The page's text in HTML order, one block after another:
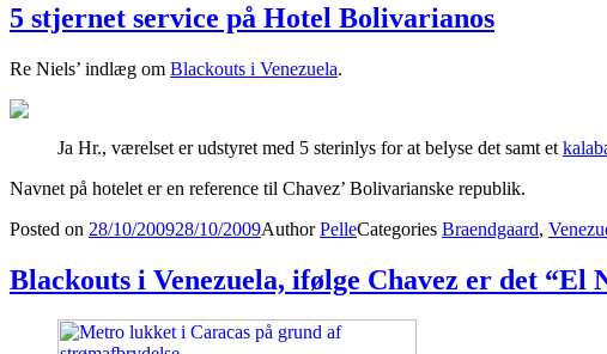
5 stjernet service på Hotel Bolivarianos
Re Niels’ indlæg om Blackouts i Venezuela.
Ja Hr., værelset er udstyret med 5 sterinlys for at belyse det samt et
Navnet på hotelet er en reference til Chavez’ Bolivarianske republik.
Posted on 28/10/200928/10/2009AuthorPelleCategories Braendgaard,
Blackouts i Venezuela, ifølge Chavez er det “El